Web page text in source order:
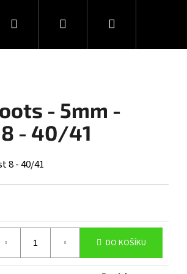
& DES DÁRKOVÉ
Hledat PřihlášeníNákupní
- 5mm -
- 40/41
8 - 40/41
DO KOŠÍKU